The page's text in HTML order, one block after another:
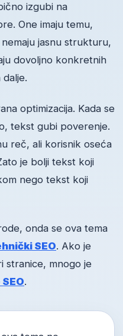
izgubi na
One imaju temu,
jasnu strukturu,
dovoljno konkretnih
optimizacija. Kada se
tekst gubi poverenje.
reč, ali korisnik oseća
je bolji tekst koji
nego tekst koji
onda se ova tema
SEO. Ako je
stranice, mnogo je
.